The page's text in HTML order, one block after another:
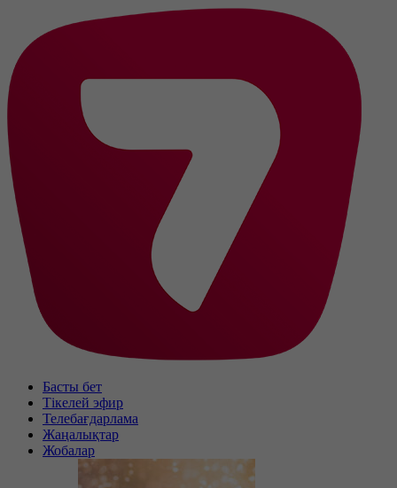
Басты бет
Тікелей эфир
Телебағдарлама
Жаңалықтар
Жобалар